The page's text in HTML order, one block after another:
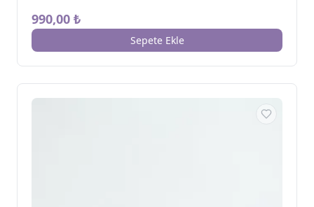
990,00 ₺
Sepete Ekle